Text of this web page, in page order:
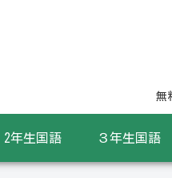
無
2年生国語 ３年生国語